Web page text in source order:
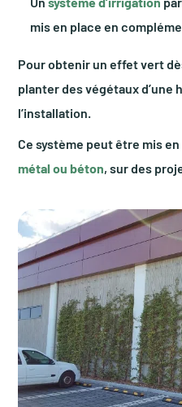
mis en place en
Pour obtenir un effet vert
planter des végétaux d’une
l’installation.
Ce système peut être mis
métal ou béton, sur des